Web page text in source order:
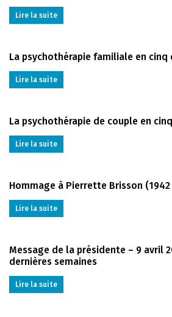
Lire la suite
La psychothérapie familiale en cinq
Lire la suite
La psychothérapie de couple en
Lire la suite
Hommage à Pierrette Brisson
Lire la suite
Message de la présidente – 9 avril
dernières semaines
Lire la suite